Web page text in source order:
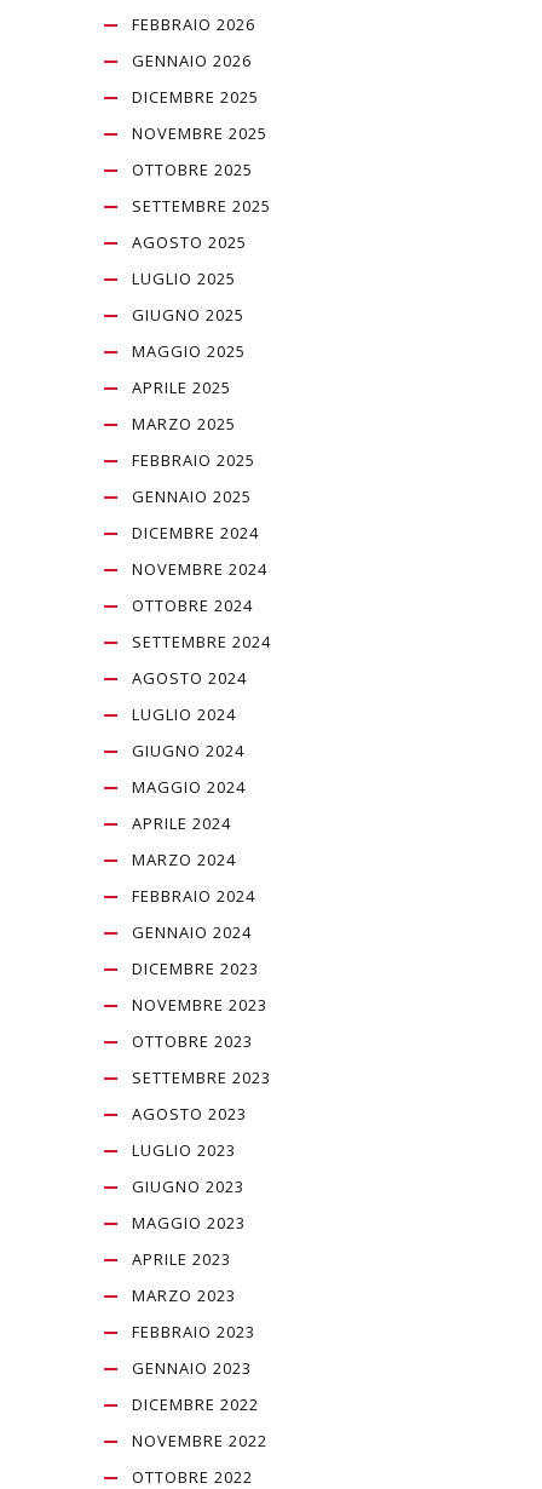
FEBBRAIO 2026
GENNAIO 2026
DICEMBRE 2025
NOVEMBRE 2025
OTTOBRE 2025
SETTEMBRE 2025
AGOSTO 2025
LUGLIO 2025
GIUGNO 2025
MAGGIO 2025
APRILE 2025
MARZO 2025
FEBBRAIO 2025
GENNAIO 2025
DICEMBRE 2024
NOVEMBRE 2024
OTTOBRE 2024
SETTEMBRE 2024
AGOSTO 2024
LUGLIO 2024
GIUGNO 2024
MAGGIO 2024
APRILE 2024
MARZO 2024
FEBBRAIO 2024
GENNAIO 2024
DICEMBRE 2023
NOVEMBRE 2023
OTTOBRE 2023
SETTEMBRE 2023
AGOSTO 2023
LUGLIO 2023
GIUGNO 2023
MAGGIO 2023
APRILE 2023
MARZO 2023
FEBBRAIO 2023
GENNAIO 2023
DICEMBRE 2022
NOVEMBRE 2022
OTTOBRE 2022